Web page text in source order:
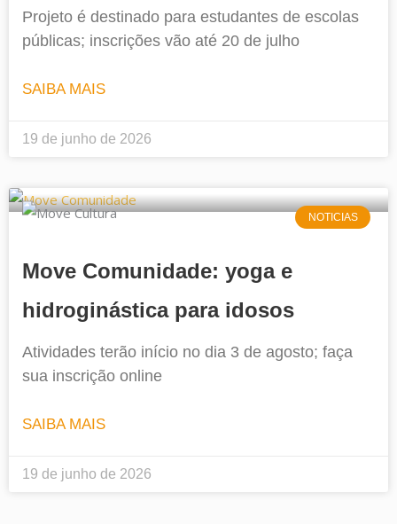
Projeto é destinado para estudantes de escolas
públicas; inscrições vão até 20 de julho
SAIBA MAIS
19 de junho de 2026
NOTICIAS
Move Comunidade: yoga e
hidroginástica para idosos
Atividades terão início no dia 3 de agosto; faça
sua inscrição online
SAIBA MAIS
19 de junho de 2026